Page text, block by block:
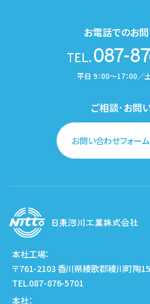
本社工場：
〒761-2103 香川県綾歌郡綾川町陶
TEL.087-876-5701
本社：
お電話でのお
TEL.087-
平日 9：00～17：00／
ご相談･お問
お問い合わせフォーム